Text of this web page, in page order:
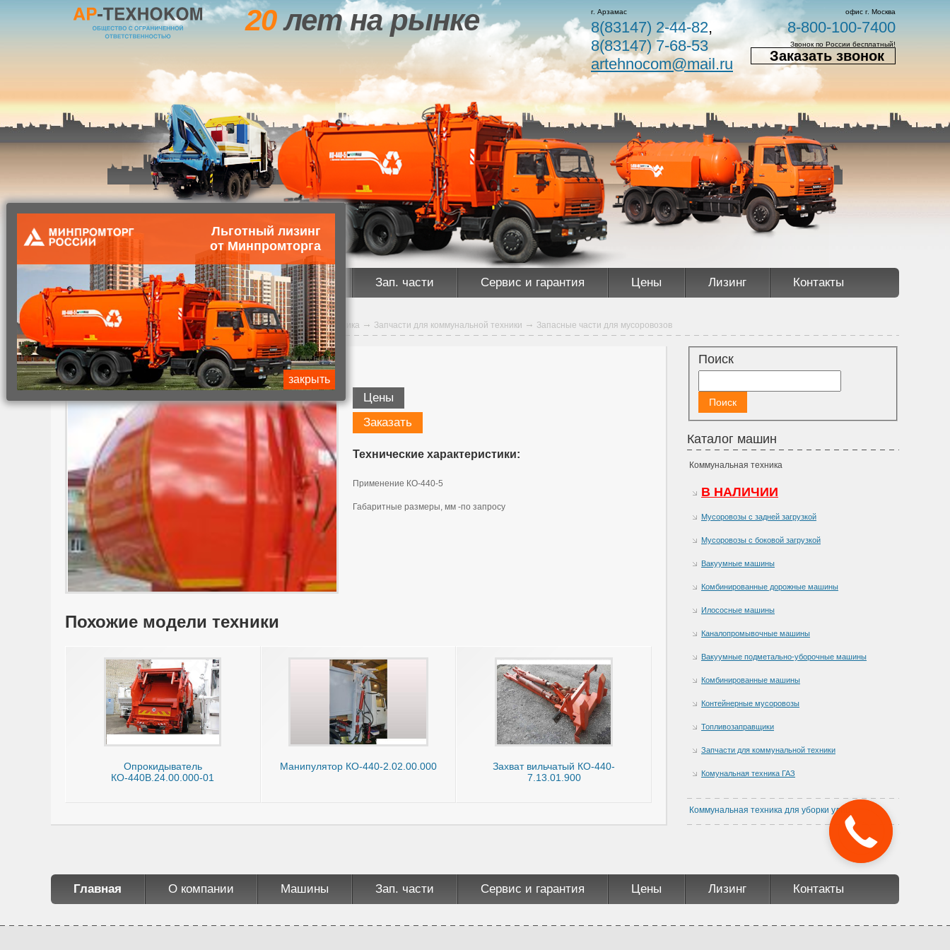
20лет на рынке г. Арзамас
8(83147) 2-44-82,
8(83147) 7-68-53
artehnocom@mail.ru
офис г. Москва
8-800-100-7400
Звонок по России бесплатный!
Заказать звонок
Главная О компании Машины Зап. части Сервис и гарантия Цены Лизинг Контакты
Главная Каталог коммунальной техники Коммунальная техника Запчасти для коммунальной техники Запасные части для мусоровозов
Борт задний КО-440-5.01.04.000-01
Цены
Заказать
Технические характеристики:
Применение КО-440-5
Габаритные размеры, мм -по запросу
Похожие модели техники
Опрокидыватель
КО-440В.24.00.000-01
Манипулятор КО-440-2.02.00.000
Захват вильчатый КО-440-
7.13.01.900
Поиск
Каталог машин
Коммунальная техника
В НАЛИЧИИ
Мусоровозы с задней загрузкой
Мусоровозы с боковой загрузкой
Вакуумные машины
Комбинированные дорожные машины
Илососные машины
Каналопромывочные машины
Вакуумные подметально-уборочные машины
Комбинированные машины
Контейнерные мусоровозы
Топливозаправщики
Запчасти для коммунальной техники
Комунальная техника ГАЗ
Коммунальная техника для уборки улиц
Главная О компании Машины Зап. части Сервис и гарантия Цены Лизинг Контакты
Льготный лизинг
от Минпромторга
закрыть